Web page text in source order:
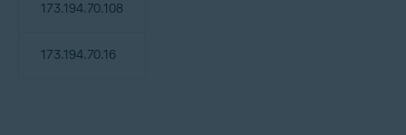
173.194.70.108
173.194.70.16